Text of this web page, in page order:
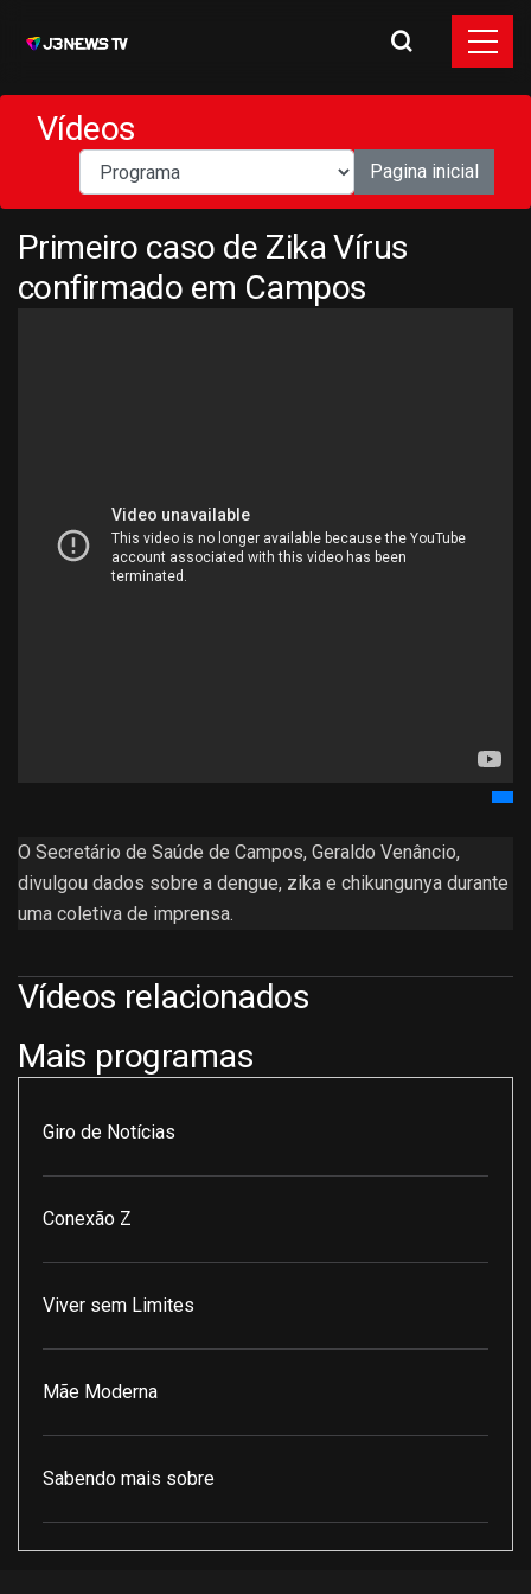
Vídeos
Pagina inicial
Primeiro caso de Zika Vírus
confirmado em Campos
O Secretário de Saúde de Campos, Geraldo Venâncio,
divulgou dados sobre a dengue, zika e chikungunya durante
uma coletiva de imprensa.
Vídeos relacionados
Mais programas
Giro de Notícias
Conexão Z
Viver sem Limites
Mãe Moderna
Sabendo mais sobre